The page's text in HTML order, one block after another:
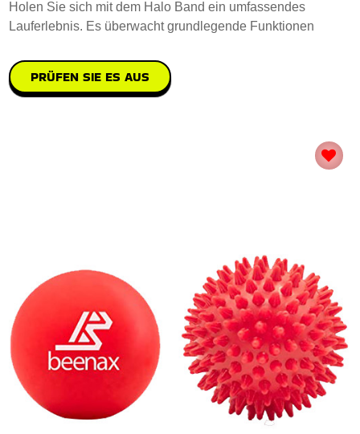
Holen Sie sich mit dem Halo Band ein umfassendes
Lauferlebnis. Es überwacht grundlegende Funktionen
PRÜFEN SIE ES AUS